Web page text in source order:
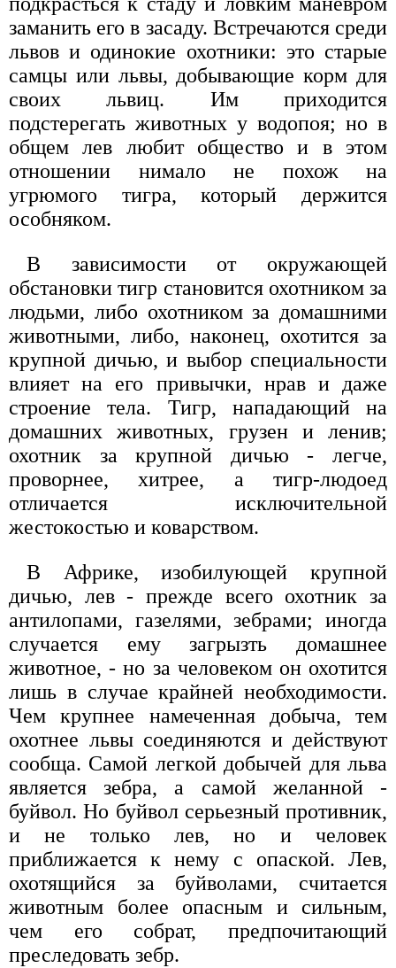
заманить его в засаду. Встречаются среди
львов и одинокие охотники: это старые
самцы или львы, добывающие корм для
своих львиц. Им приходится
подстерегать животных у водопоя; но в
общем лев любит общество и в этом
отношении нимало не похож на
угрюмого тигра, который держится
особняком.
В зависимости от окружающей
обстановки тигр становится охотником за
людьми, либо охотником за домашними
животными, либо, наконец, охотится за
крупной дичью, и выбор специальности
влияет на его привычки, нрав и даже
строение тела. Тигр, нападающий на
домашних животных, грузен и ленив;
охотник за крупной дичью - легче,
проворнее, хитрее, а тигр-людоед
отличается исключительной
жестокостью и коварством.
В Африке, изобилующей крупной
дичью, лев - прежде всего охотник за
антилопами, газелями, зебрами; иногда
случается ему загрызть домашнее
животное, - но за человеком он охотится
лишь в случае крайней необходимости.
Чем крупнее намеченная добыча, тем
охотнее львы соединяются и действуют
сообща. Самой легкой добычей для льва
является зебра, а самой желанной -
буйвол. Но буйвол серьезный противник,
и не только лев, но и человек
приближается к нему с опаской. Лев,
охотящийся за буйволами, считается
животным более опасным и сильным,
чем его собрат, предпочитающий
преследовать зебр.